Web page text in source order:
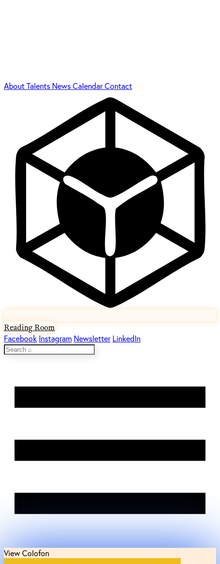
AboutTalents NewsCalendarContact
Reading Room
Facebook Instagram Newsletter LinkedIn
View Colofon